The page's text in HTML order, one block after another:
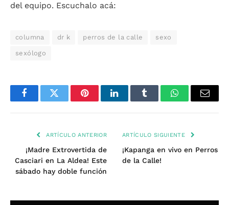
del equipo. Escuchalo acá:
columna dr k perros de la calle sexo
sexólogo
FacebookTwitter PinterestLinkedInTumblr WhatsAppEmail
ARTÍCULO ANTERIOR
¡Madre Extrovertida de
Casciari en La Aldea! Este
sábado hay doble función
ARTÍCULO SIGUIENTE
¡Kapanga en vivo en Perros
de la Calle!